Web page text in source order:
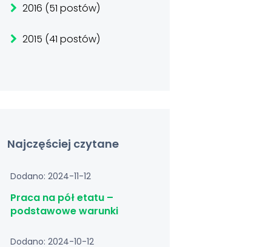
2016 (51 postów)
2015 (41 postów)
Najczęściej czytane
Dodano: 2024-11-12
Praca na pół etatu –
podstawowe warunki
Dodano: 2024-10-12